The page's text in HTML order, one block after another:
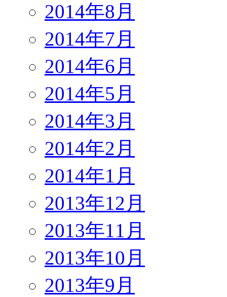
2014年8月
2014年7月
2014年6月
2014年5月
2014年3月
2014年2月
2014年1月
2013年12月
2013年11月
2013年10月
2013年9月